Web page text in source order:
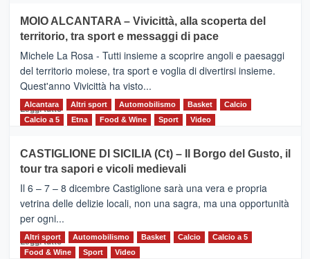
Torna
la
Supermaratona
dell’Etna
MOIO ALCANTARA – Vivicittà, alla scoperta del
territorio, tra sport e messaggi di pace
Michele La Rosa - Tutti insieme a scoprire angoli e paesaggi
del territorio moiese, tra sport e voglia di divertirsi insieme.
Quest'anno Vivicittà ha visto...
Leggi tutto Leggi
MOIO
ALCANTARA
–
Vivicittà,
alla
scoperta
del
territorio,
Alcantara Altri sport Automobilismo Basket
Calcio
Calcio a 5
Etna Food & Wine Sport Video
CASTIGLIONE DI SICILIA (Ct) – Il Borgo del Gusto, il
tour tra sapori e vicoli medievali
Il 6 – 7 – 8 dicembre Castiglione sarà una vera e propria
vetrina delle delizie locali, non una sagra, ma una opportunità
per ogni...
Leggi tuttoLeggi
di
Altri sport Automobilismo Basket Calcio
Calcio a 5
Food & Wine
Sport Video